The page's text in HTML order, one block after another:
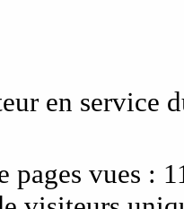
en service
pages vues :